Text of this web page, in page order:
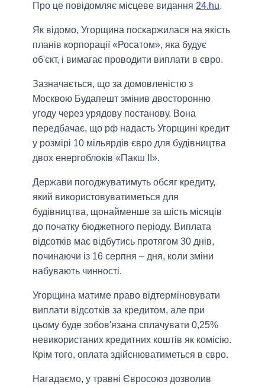
Про це повідомляє місцеве видання 24.hu.
Як відомо, Угорщина поскаржилася на якість
планів корпорації «Росатом», яка будує
об'єкт, і вимагає проводити виплати в євро.
Зазначається, що за домовленістю з
Москвою Будапешт змінив двосторонню
угоду через урядову постанову. Вона
передбачає, що рф надасть Угорщині кредит
у розмірі 10 мільярдів євро для будівництва
двох енергоблоків «Пакш ІІ».
Держави погоджуватимуть обсяг кредиту,
який використовуватиметься для
будівництва, щонайменше за шість місяців
до початку бюджетного періоду. Виплата
відсотків має відбутись протягом 30 днів,
починаючи із 16 серпня – дня, коли зміни
набувають чинності.
Угорщина матиме право відтерміновувати
виплати відсотків за кредитом, але при
цьому буде зобов'язана сплачувати 0,25%
невикористаних кредитних коштів як комісію.
Крім того, оплата здійснюватиметься в євро.
Нагадаємо, у травні Євросоюз дозволив